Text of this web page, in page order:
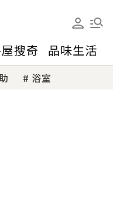
搜奇 品味生活
浴室